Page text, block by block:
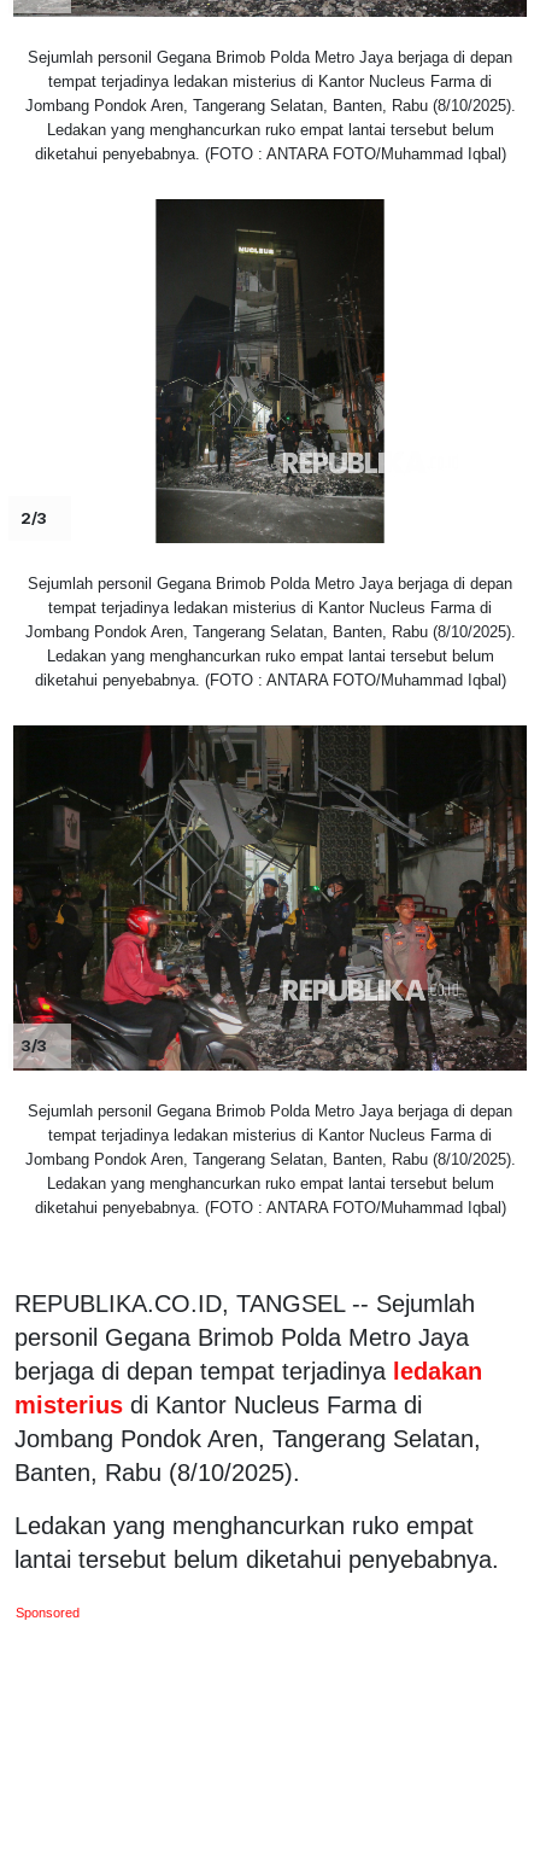
Sejumlah personil Gegana Brimob Polda Metro Jaya berjaga di depan
tempat terjadinya ledakan misterius di Kantor Nucleus Farma di
Jombang Pondok Aren, Tangerang Selatan, Banten, Rabu (8/10/2025).
Ledakan yang menghancurkan ruko empat lantai tersebut belum
diketahui penyebabnya. (FOTO : ANTARA FOTO/Muhammad Iqbal)
2/3
Sejumlah personil Gegana Brimob Polda Metro Jaya berjaga di depan
tempat terjadinya ledakan misterius di Kantor Nucleus Farma di
Jombang Pondok Aren, Tangerang Selatan, Banten, Rabu (8/10/2025).
Ledakan yang menghancurkan ruko empat lantai tersebut belum
diketahui penyebabnya. (FOTO : ANTARA FOTO/Muhammad Iqbal)
3/3
Sejumlah personil Gegana Brimob Polda Metro Jaya berjaga di depan
tempat terjadinya ledakan misterius di Kantor Nucleus Farma di
Jombang Pondok Aren, Tangerang Selatan, Banten, Rabu (8/10/2025).
Ledakan yang menghancurkan ruko empat lantai tersebut belum
diketahui penyebabnya. (FOTO : ANTARA FOTO/Muhammad Iqbal)
REPUBLIKA.CO.ID, TANGSEL -- Sejumlah
personil Gegana Brimob Polda Metro Jaya
berjaga di depan tempat terjadinya ledakan
misterius di Kantor Nucleus Farma di
Jombang Pondok Aren, Tangerang Selatan,
Banten, Rabu (8/10/2025).
Ledakan yang menghancurkan ruko empat
lantai tersebut belum diketahui penyebabnya.
Sponsored